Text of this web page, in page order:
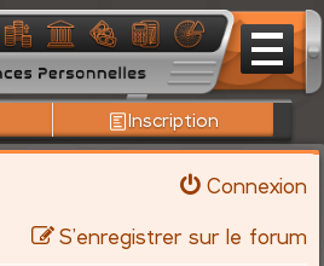
Inscription
Connexion
S’enregistrer sur le forum